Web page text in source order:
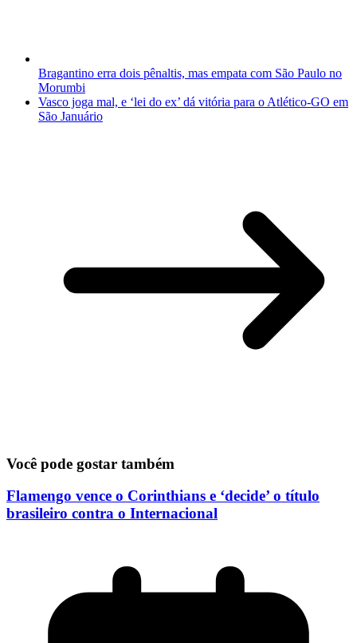
Bragantino erra dois pênaltis, mas empata com São Paulo no
Morumbi
Vasco joga mal, e ‘lei do ex’ dá vitória para o Atlético-GO em
São Januário
Você pode gostar também
Flamengo vence o Corinthians e ‘decide’ o título
brasileiro contra o Internacional